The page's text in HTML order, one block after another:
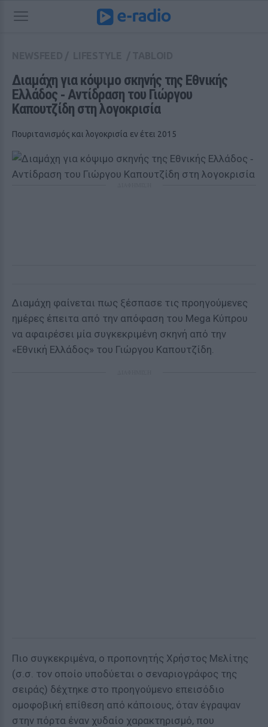
Διαμάχη για κόψιμο σκηνής της Εθνικής
Ελλάδος ‑ Αντίδραση του Γιώργου
Καπουτζίδη στη λογοκρισία
Πουριτανισμός και λογοκρισία εν έτει 2015
Διαμάχη φαίνεται πως ξέσπασε τις προηγούμενες
ημέρες έπειτα από την απόφαση του Mega Κύπρου
να αφαιρέσει μία συγκεκριμένη σκηνή από την
«Εθνική Ελλάδος» του Γιώργου Καπουτζίδη.
Πιο συγκεκριμένα, ο προπονητής Χρήστος Μελίτης
(σ.σ. τον οποίο υποδύεται ο σεναριογράφος της
σειράς) δέχτηκε στο προηγούμενο επεισόδιο
ομοφοβική επίθεση από κάποιους, όταν έγραψαν
στην πόρτα έναν χυδαίο χαρακτηρισμό, που